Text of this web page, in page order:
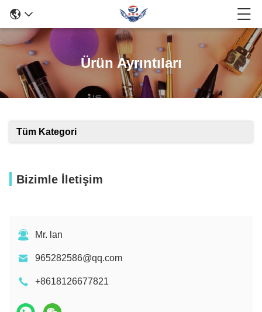
Ürün Ayrıntıları
Tüm Kategori
Bizimle İletişim
Mr. lan
965282586@qq.com
+8618126677821